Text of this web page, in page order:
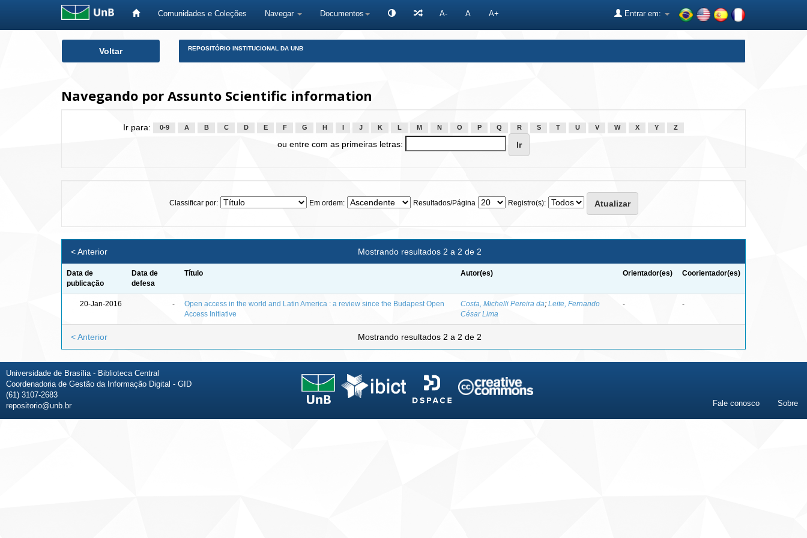
Comunidades e Coleções Navegar Documentos A- A A+ Entrar em:
Voltar REPOSITÓRIO INSTITUCIONAL DA UNB
Navegando por Assunto Scientific information
Ir para: 0-9 A B C D E F G H J K L M N O P Q R S T U V W X Y Z
ou entre com as primeiras letras:
Classificar por: Em ordem: Resultados/Página Registro(s):
Mostrando resultados 2 a 2 de 2
< Anterior
Data de
publicação
Data de
defesa
Título Autor(es) Orientador(es) Coorientador(es)
20-Jan-2016 -
Open access in the world and Latin America : a review since the Budapest Open
Access Initiative
Costa, Michelli Pereira da; Leite, Fernando
César Lima
- -
Mostrando resultados 2 a 2 de 2
< Anterior
Universidade de Brasília - Biblioteca Central
Coordenadoria de Gestão da Informação Digital - GID
(61) 3107-2683
repositorio@unb.br
Fale conosco Sobre